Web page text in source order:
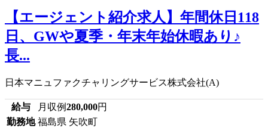
【エージェント紹介求人】年間休日118
日、GWや夏季・年末年始休暇あり♪
長...
日本マニュファクチャリングサービス株式会社(A)
給与 月収例280,000円
勤務地 福島県 矢吹町